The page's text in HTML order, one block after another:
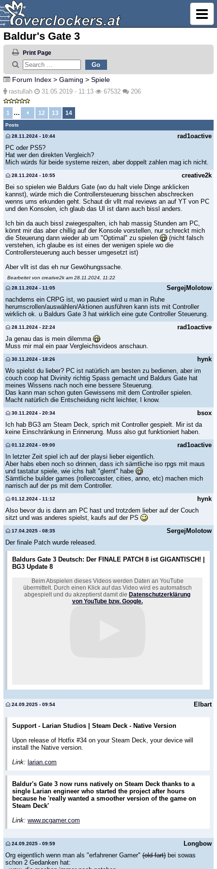
Baldur's Gate 3
Print Page
Forum Index > Gaming > Spiele
rastullah 31.05.2019 - 11:13 67532 206
1 … 12 13 14
Posts
rad1oactive
28.11.2024 - 10:44
PC oder PS5?
Hat wer den direkten Vergleich?
Mich würds für beide systeme reizen, aber doppelt zahlen mag ich nicht.
creative2k
28.11.2024 - 10:55
Bei so spielen wie Baldurs Gate (wo du halt viele Dinge anklicken
kannst), würde mich die Controllersteuerung bisschen abschrecken
wenns ums erkunden geht. Schaut dir vllt mal reviews an auf YT von PC
und den Konsolen, ich glaub das UI ist dann auch bissl anders.
Ich bin da auch bissl zwiegespalten, ich hab massig Stunden am PC,
könnt mir das aber chillig auf der Konsole vorstellen, nur schreckt mich
die Steuerung dann wieder ab um "Optimal" zu spielen
(nicht falsch
verstehen, ich glaube es ist eines der wenigen spiele wo die
Controllersteuerung auch besser umgesetzt ist)
Aber vllt ist das eh nur Gewöhungssache.
Bearbeitet von creative2k am 28.11.2024, 11:22
SergejMolotow
28.11.2024 - 11:05
nachdems ein CRPG ist, wo pausiert wird u man in Ruhe
herumscrollen/auswählen/Aktionen ausführen kann ists mit Controller
wirklich ok. u Baldurs Gate 3 hat wirklich eine gute Controller Steuerung.
rad1oactive
28.11.2024 - 22:24
Ja genau das is mein dilemma
Muss mir mal ein paar Vergleichsvideos anschaun.
hynk
30.11.2024 - 18:26
Wo spielst du lieber? PC ist natürlich am besten zu bedienen, aber im
couch coop hat Divinity richtig Spass gemacht und Baldurs Gate hat
meines Wissens nach noch eine bessere Steuerung.
Das kann man schon guten Gewissens mit dem Controller spielen.
Macht natürlich die Entscheidung nicht leichter, I know.
bsox
30.11.2024 - 20:34
Ich hab BG3 am Steam Deck, sprich mit Controller gespielt. Mir ist da
keine Einschränkung in Erinnerung. Muss also gut funktioniert haben.
rad1oactive
01.12.2024 - 09:00
In letzter Zeit spiel ich auf der playsi lieber eigentlich.
Aber habs eben noch so drinnen, dass ich sämtliche iso rpgs mit maus
und tastatur spiele, wie ichs halt "glernt" habe
Sämtliche builder games (rollercoaster, cities, anno, etc) machen mich
narrisch auf der ps mit dem Controller.
hynk
01.12.2024 - 11:12
Also bevor du is dann am PC hast und trotzdem lieber auf der Couch
sitzt und was anderes spielst, kaufs auf der PS
SergejMolotow
17.04.2025 - 08:35
Der finale Patch wurde released.
Baldurs Gate 3 Deutsch: Der FINALE PATCH 8 ist GIGANTISCH! |
BG3 Update 8
Beim Abspielen dieses Videos werden Daten an YouTube
übermittelt. Durch einen Klick auf das Video wird es automatisch
abgespielt und du akzeptierst damit die Datenschutzerklärung
von YouTube bzw. Google.
Elbart
24.09.2025 - 09:54
Support - Larian Studios | Steam Deck - Native Version
Upon release of Hotfix #34 on your Steam Deck, your device will
install the Native version.
Link: larian.com
Baldur's Gate 3 now runs natively on Steam Deck thanks to a
single Larian engineer who started the project after hours
because he 'really wanted a smoother version of the game on
Steam Deck'
Link: www.pcgamer.com
Longbow
24.09.2025 - 09:59
Org eigentlich wenn man als "erfahrener Gamer" (old fart) bei sowas
schon 2 Gedanken hat: